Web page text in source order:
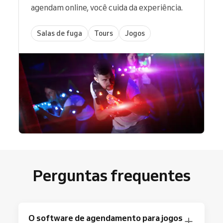
agendam online, você cuida da experiência.
Salas de fuga Tours Jogos
Perguntas frequentes
O software de agendamento para jogos